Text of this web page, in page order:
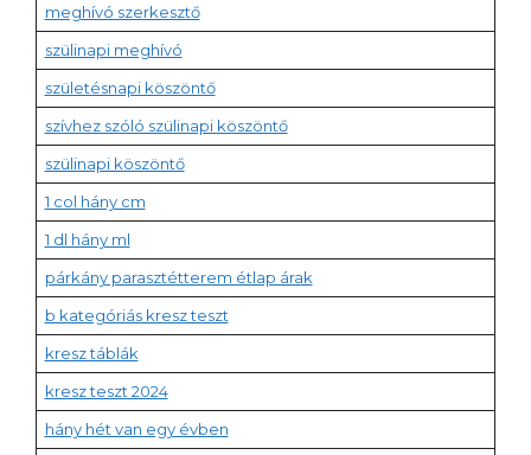
meghívó szerkesztő
szülinapi meghívó
születésnapi köszöntő
szívhez szóló szülinapi köszöntő
szülinapi köszöntő
1 col hány cm
1 dl hány ml
párkány parasztétterem étlap árak
b kategóriás kresz teszt
kresz táblák
kresz teszt 2024
hány hét van egy évben